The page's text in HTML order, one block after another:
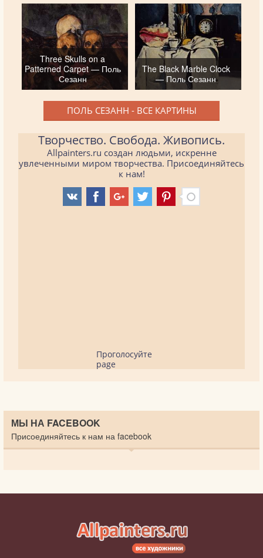
Three Skulls on a
Patterned Carpet — Поль
Сезанн
The Black Marble Clock
— Поль Сезанн
ПОЛЬ СЕЗАНН - ВСЕ КАРТИНЫ
Творчество. Свобода. Живопись.
Allpainters.ru создан людьми, искренне
увлеченными миром творчества. Присоединяйтесь
к нам!
Проголосуйте
page
МЫ НА FACEBOOK
Присоединяйтесь к нам на facebook